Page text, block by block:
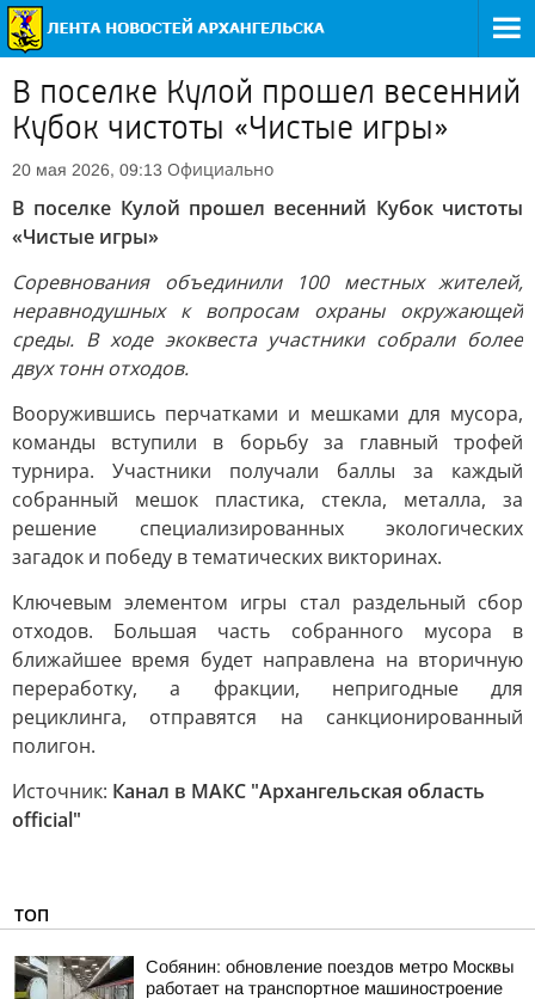
В поселке Кулой прошел весенний
Кубок чистоты «Чистые игры»
20 мая 2026, 09:13 Официально
В поселке Кулой прошел весенний Кубок чистоты
«Чистые игры»
Соревнования объединили 100 местных жителей,
неравнодушных к вопросам охраны окружающей
среды. В ходе экоквеста участники собрали более
двух тонн отходов.
Вооружившись перчатками и мешками для мусора,
команды вступили в борьбу за главный трофей
турнира. Участники получали баллы за каждый
собранный мешок пластика, стекла, металла, за
решение специализированных экологических
загадок и победу в тематических викторинах.
Ключевым элементом игры стал раздельный сбор
отходов. Большая часть собранного мусора в
ближайшее время будет направлена на вторичную
переработку, а фракции, непригодные для
рециклинга, отправятся на санкционированный
полигон.
Источник: Канал в МАКС "Архангельская область
official"
ТОП
Собянин: обновление поездов метро Москвы
работает на транспортное машиностроение